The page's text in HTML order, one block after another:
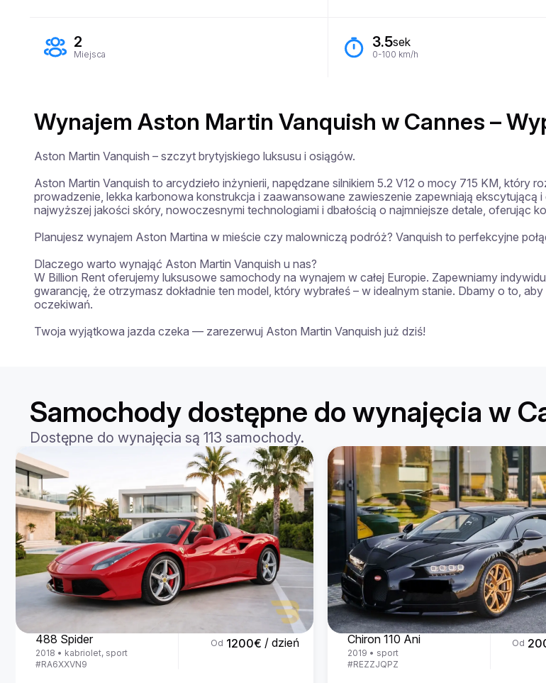
2
Miejsca
3.5sek
0-100 km/h
Wynajem Aston Martin Vanquish w Cannes –
Aston Martin Vanquish – szczyt brytyjskiego luksusu i osiągów.
Aston Martin Vanquish to arcydzieło inżynierii, napędzane silnikiem 5.2 V12 o mocy 715 KM,
prowadzenie, lekka karbonowa konstrukcja i zaawansowane zawieszenie zapewniają
najwyższej jakości skóry, nowoczesnymi technologiami i dbałością o najmniejsze detale, oferując
Planujesz wynajem Aston Martina w mieście czy malowniczą podróż? Vanquish to perfekcyjne
Dlaczego warto wynająć Aston Martin Vanquish u nas?
W Billion Rent oferujemy luksusowe samochody na wynajem w całej Europie. Zapewniamy
gwarancję, że otrzymasz dokładnie ten model, który wybrałeś – w idealnym stanie. Dbamy o to,
oczekiwań.
Twoja wyjątkowa jazda czeka — zarezerwuj Aston Martin Vanquish już dziś!
Samochody dostępne do wynajęcia w
Dostępne do wynajęcia są 113 samochody.
488 Spider
2018 • kabriolet, sport
#RA6XXVN9
Od 1200€ / dzień
Bugatti
Chiron 110 Ani
2019 • sport
#REZZJQPZ
Od